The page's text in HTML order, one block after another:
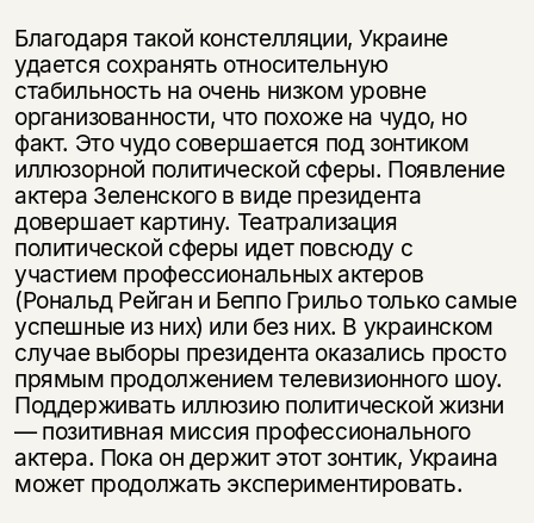
Благодаря такой констелляции, Украине
удается сохранять относительную
стабильность на очень низком уровне
организованности, что похоже на чудо, но
факт. Это чудо совершается под зонтиком
иллюзорной политической сферы. Появление
актера Зеленского в виде президента
довершает картину. Театрализация
политической сферы идет повсюду с
участием профессиональных актеров
(Рональд Рейган и Беппо Грильо только самые
успешные из них) или без них. В украинском
случае выборы президента оказались просто
прямым продолжением телевизионного шоу.
Поддерживать иллюзию политической жизни
— позитивная миссия профессионального
актера. Пока он держит этот зонтик, Украина
может продолжать экспериментировать.